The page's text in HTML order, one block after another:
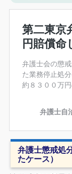
弁護士懲戒処
たケース）